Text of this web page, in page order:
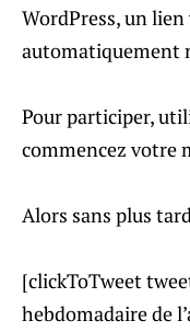
WordPress, un
automatiquement
Pour participer,
commencez votre
Alors sans plus
[clickToTweet
hebdomadaire de